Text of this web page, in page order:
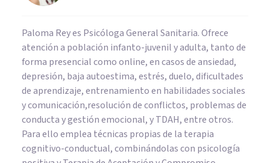
Paloma Rey es Psicóloga General Sanitaria. Ofrece
atención a población infanto-juvenil y adulta, tanto de
forma presencial como online, en casos de ansiedad,
depresión, baja autoestima, estrés, duelo, dificultades
de aprendizaje, entrenamiento en habilidades sociales
y comunicación,resolución de conflictos, problemas de
conducta y gestión emocional, y TDAH, entre otros.
Para ello emplea técnicas propias de la terapia
cognitivo-conductual, combinándolas con psicología